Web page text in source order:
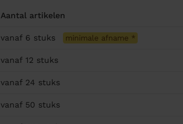
Aantal artikelen
vanaf 6 stuks minimale afname *
vanaf 12 stuks
vanaf 24 stuks
vanaf 50 stuks